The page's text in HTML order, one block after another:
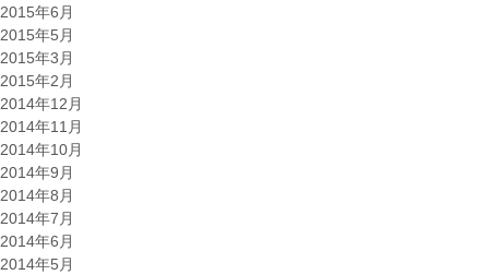
2015年6月
2015年5月
2015年3月
2015年2月
2014年12月
2014年11月
2014年10月
2014年9月
2014年8月
2014年7月
2014年6月
2014年5月